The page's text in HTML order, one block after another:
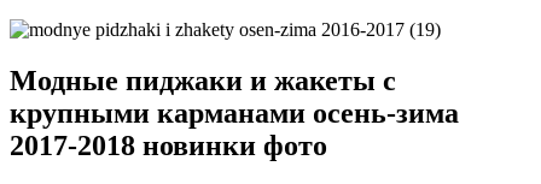
Модные пиджаки и жакеты с
крупными карманами осень-зима
2017-2018 новинки фото